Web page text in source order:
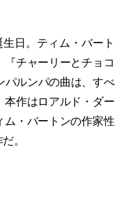
日。ティム・バート
チャーリーとチョコ
パルンパの曲は、すべ
本作はロアルド・ダー
ム・バートンの作家性
。